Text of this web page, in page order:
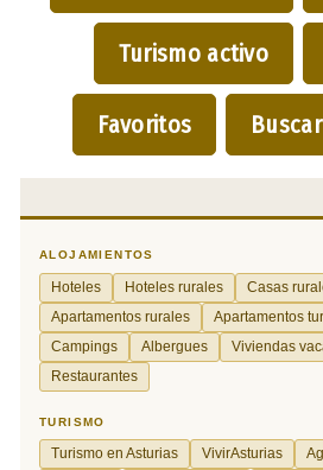
Turismo activo
Favoritos Buscar